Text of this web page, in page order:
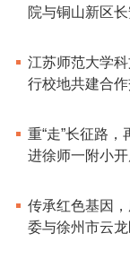
院与铜山新区
江苏师范大学
行校地共建合作
重“走”长征路
进徐师一附小开
传承红色基因
委与徐州市云龙